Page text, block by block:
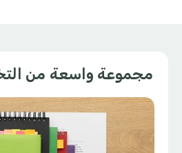
مجموعة واسعة من